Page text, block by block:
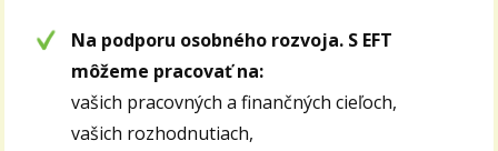
Na podporu osobného rozvoja. S EFT
môžeme pracovať na:
vašich pracovných a finančných cieľoch,
vašich rozhodnutiach,